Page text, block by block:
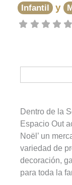
Infantil y
Dentro de la
Espacio Out
Noël’ un
variedad de
decoración,
para toda la